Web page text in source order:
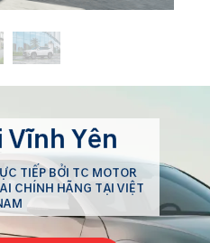
Yên
TIẾP BỞI TC MOTOR
CHÍNH HÃNG TẠI VIỆT